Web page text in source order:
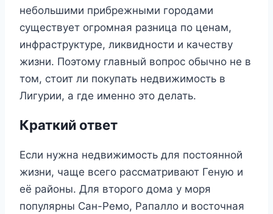
небольшими прибрежными городами
существует огромная разница по ценам,
инфраструктуре, ликвидности и качеству
жизни. Поэтому главный вопрос обычно не в
том, стоит ли покупать недвижимость в
Лигурии, а где именно это делать.
Краткий ответ
Если нужна недвижимость для постоянной
жизни, чаще всего рассматривают Геную и
её районы. Для второго дома у моря
популярны Сан-Ремо, Рапалло и восточная